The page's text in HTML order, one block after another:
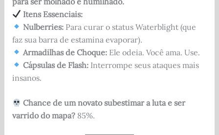
Itens Essenciais:
Nulberries:Para curar o status Waterblight (que
faz sua barra de estamina evaporar).
Armadilhas de Choque:Ele odeia. Você ama. Use.
Cápsulas de Flash:Interrompe seus ataques mais
insanos.
Chance de um novato subestimar a luta e ser
varrido do mapa?85%.